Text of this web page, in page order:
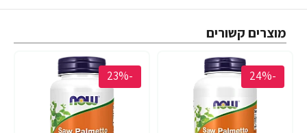
מוצרים קשורים
-24%
-23%